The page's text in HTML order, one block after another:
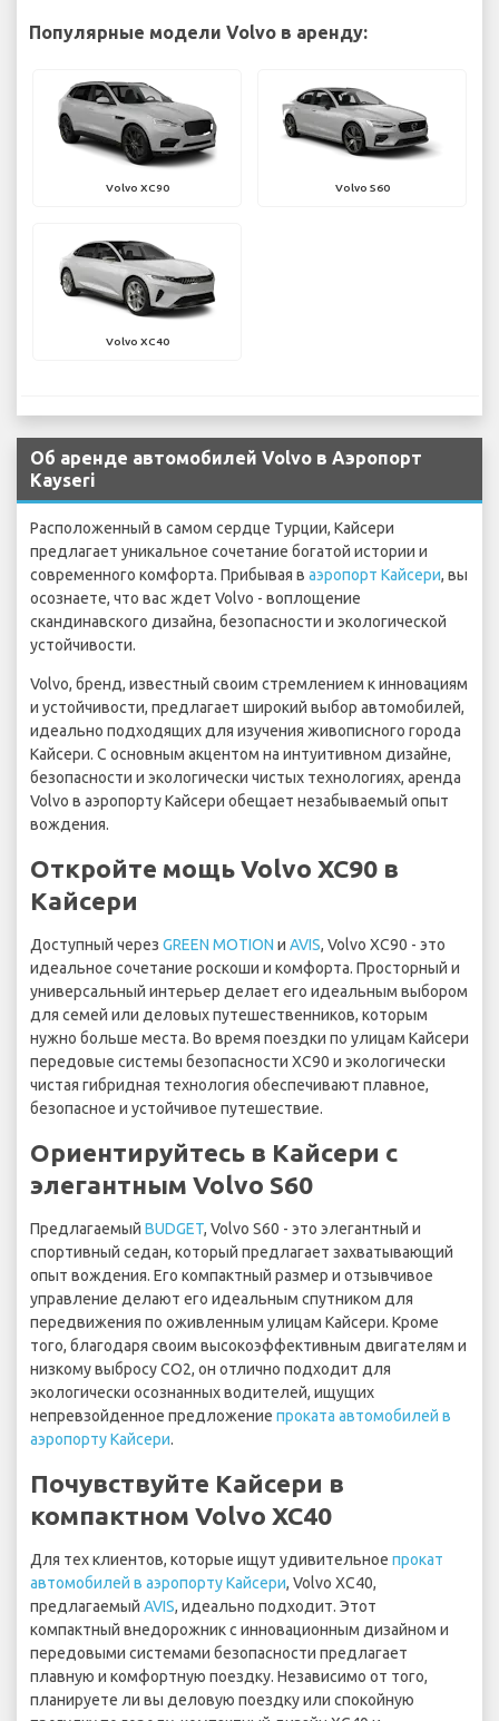
Популярные модели Volvo в аренду:
Volvo XC90 Volvo S60
Volvo XC40
Об аренде автомобилей Volvo в Аэропорт
Kayseri
Расположенный в самом сердце Турции, Кайсери
предлагает уникальное сочетание богатой истории и
современного комфорта. Прибывая в аэропорт Кайсери, вы
осознаете, что вас ждет Volvo - воплощение
скандинавского дизайна, безопасности и экологической
устойчивости.
Volvo, бренд, известный своим стремлением к инновациям
и устойчивости, предлагает широкий выбор автомобилей,
идеально подходящих для изучения живописного города
Кайсери. С основным акцентом на интуитивном дизайне,
безопасности и экологически чистых технологиях, аренда
Volvo в аэропорту Кайсери обещает незабываемый опыт
вождения.
Откройте мощь Volvo XC90 в
Кайсери
Доступный через GREEN MOTION и AVIS, Volvo XC90 - это
идеальное сочетание роскоши и комфорта. Просторный и
универсальный интерьер делает его идеальным выбором
для семей или деловых путешественников, которым
нужно больше места. Во время поездки по улицам Кайсери
передовые системы безопасности XC90 и экологически
чистая гибридная технология обеспечивают плавное,
безопасное и устойчивое путешествие.
Ориентируйтесь в Кайсери с
элегантным Volvo S60
Предлагаемый BUDGET, Volvo S60 - это элегантный и
спортивный седан, который предлагает захватывающий
опыт вождения. Его компактный размер и отзывчивое
управление делают его идеальным спутником для
передвижения по оживленным улицам Кайсери. Кроме
того, благодаря своим высокоэффективным двигателям и
низкому выбросу CO2, он отлично подходит для
экологически осознанных водителей, ищущих
непревзойденное предложение проката автомобилей в
аэропорту Кайсери.
Почувствуйте Кайсери в
компактном Volvo XC40
Для тех клиентов, которые ищут удивительное прокат
автомобилей в аэропорту Кайсери, Volvo XC40,
предлагаемый AVIS, идеально подходит. Этот
компактный внедорожник с инновационным дизайном и
передовыми системами безопасности предлагает
плавную и комфортную поездку. Независимо от того,
планируете ли вы деловую поездку или спокойную